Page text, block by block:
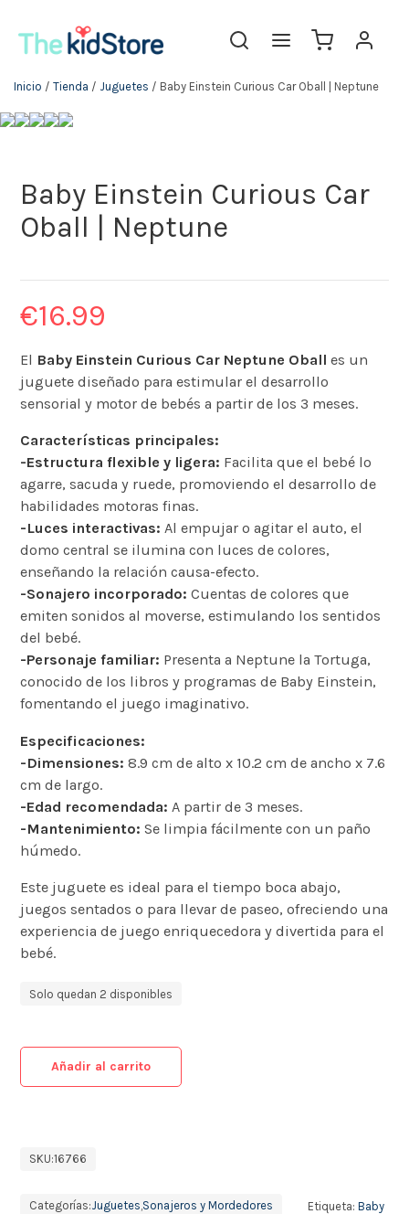
Inicio / Tienda / Juguetes / Baby Einstein Curious Car Oball | Neptune
Baby Einstein Curious Car
Oball | Neptune
€16.99
El Baby Einstein Curious Car Neptune Oball es un
juguete diseñado para estimular el desarrollo
sensorial y motor de bebés a partir de los 3 meses. ​
Características principales:
-Estructura flexible y ligera: Facilita que el bebé lo
agarre, sacuda y ruede, promoviendo el desarrollo de
habilidades motoras finas. ​
-Luces interactivas: Al empujar o agitar el auto, el
domo central se ilumina con luces de colores,
enseñando la relación causa-efecto. ​
-Sonajero incorporado: Cuentas de colores que
emiten sonidos al moverse, estimulando los sentidos
del bebé. ​
-Personaje familiar: Presenta a Neptune la Tortuga,
conocido de los libros y programas de Baby Einstein,
fomentando el juego imaginativo. ​
Especificaciones:
-Dimensiones: 8.9 cm de alto x 10.2 cm de ancho x 7.6
cm de largo. ​
-Edad recomendada: A partir de 3 meses. ​
-Mantenimiento: Se limpia fácilmente con un paño
húmedo. ​
Este juguete es ideal para el tiempo boca abajo,
juegos sentados o para llevar de paseo, ofreciendo una
experiencia de juego enriquecedora y divertida para el
bebé.
Solo quedan 2 disponibles
Añadir al carrito
SKU:16766
Categorías:Juguetes,Sonajeros y Mordedores Etiqueta: Baby